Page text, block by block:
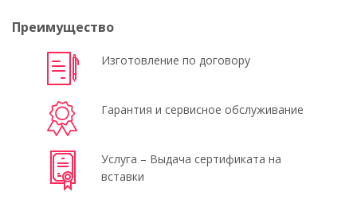
Преимущество
Изготовление по договору
Гарантия и сервисное обслуживание
Услуга – Выдача сертификата на
вставки